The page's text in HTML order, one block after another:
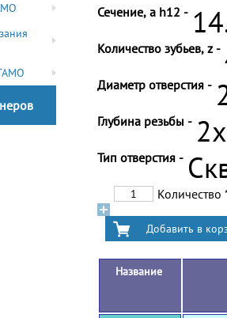
Сечение, a h12 -
Количество зубьев, z -
Диаметр отверстия -
Глубина резьбы -
Тип отверстия -
Количество
Название